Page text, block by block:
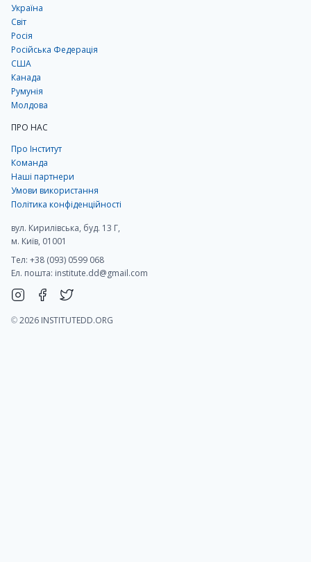
Україна
Світ
Росія
Російська Федерація
США
Канада
Румунія
Молдова
ПРО НАС
Про Інститут
Команда
Наші партнери
Умови використання
Політика конфіденційності
вул. Кирилівська, буд. 13 Г,
м. Київ, 01001
Тел: +38 (093) 0599 068
Ел. пошта: institute.dd@gmail.com
©2026 INSTITUTEDD.ORG